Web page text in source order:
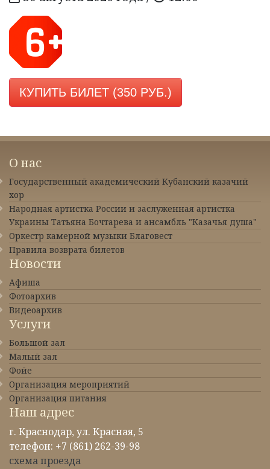
КУПИТЬ БИЛЕТ (350 РУБ.)
О нас
Государственный академический Кубанский казачий
хор
Народная артистка России и заслуженная артистка
Украины Татьяна Бочтарева и ансамбль "Казачья душа"
Оркестр камерной музыки Благовест
Правила возврата билетов
Новости
Афиша
Фотоархив
Видеоархив
Услуги
Большой зал
Малый зал
Фойе
Организация мероприятий
Организация питания
Наш адрес
г. Краснодар, ул. Красная, 5
телефон: +7 (861) 262-39-98
схема проезда